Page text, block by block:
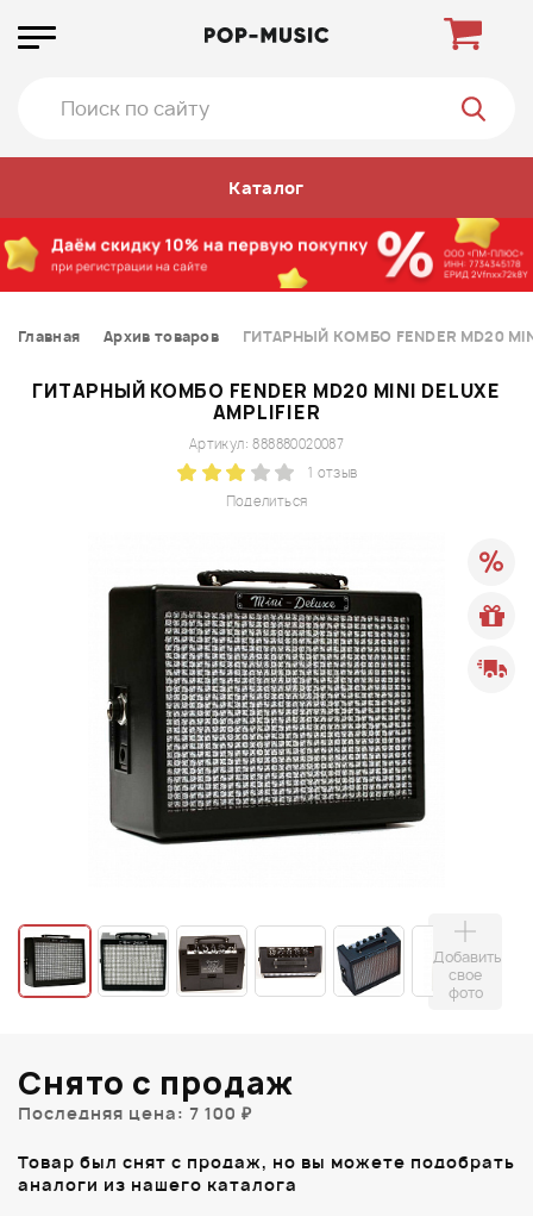
Каталог
Главная Архив товаров ГИТАРНЫЙ КОМБО FENDER MD20
ГИТАРНЫЙ КОМБО FENDER MD20 MINI DELUXE
AMPLIFIER
Поделиться
Артикул: 888880020087
1 отзыв
Добавить
свое
фото
Снято с продаж
Последняя цена: 7 100 ₽
Товар был снят с продаж, но вы можете подобрать
аналоги из нашего каталога